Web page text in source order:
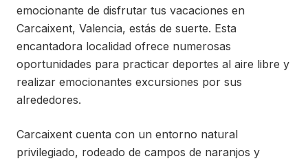
emocionante de disfrutar tus vacaciones en
Carcaixent, Valencia, estás de suerte. Esta
encantadora localidad ofrece numerosas
oportunidades para practicar deportes al aire libre y
realizar emocionantes excursiones por sus
alrededores.
Carcaixent cuenta con un entorno natural
privilegiado, rodeado de campos de naranjos y